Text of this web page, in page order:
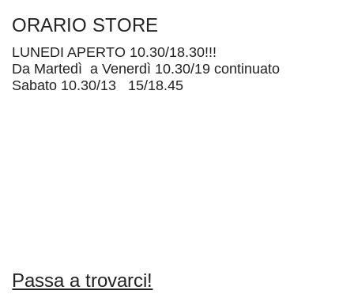
ORARIO STORE
LUNEDI APERTO 10.30/18.30!!!
Da Martedì a Venerdì 10.30/19 continuato
Sabato 10.30/13 15/18.45
Passa a trovarci!